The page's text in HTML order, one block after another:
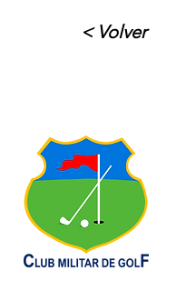
< Volver